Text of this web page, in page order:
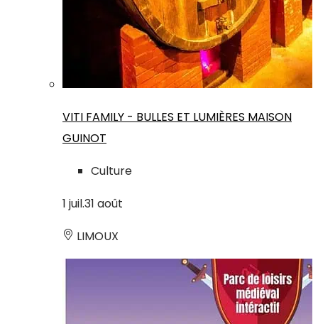
VITI FAMILY - BULLES ET LUMIÈRES MAISON
GUINOT
Culture
1 juil.31 août
LIMOUX